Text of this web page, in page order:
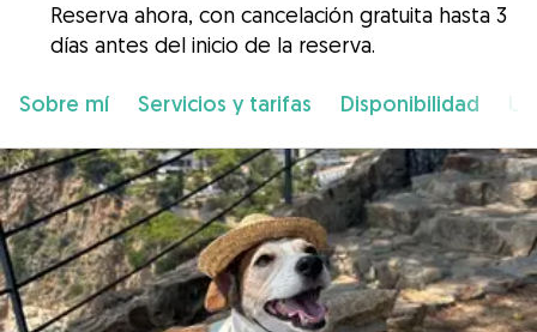
Reserva ahora, con cancelación gratuita hasta 3
días antes del inicio de la reserva.
Sobre mí Servicios y tarifas Disponibilidad